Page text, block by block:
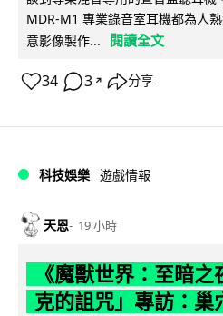
MDR-M1 專業錄音室耳機都為人
意影像製作...
閱讀全文
34 3 ↗ 分享
科技娛樂 遊戲情報
天恩 19 小時
《魔獸世界：至暗
克的詛咒」專訪：巢